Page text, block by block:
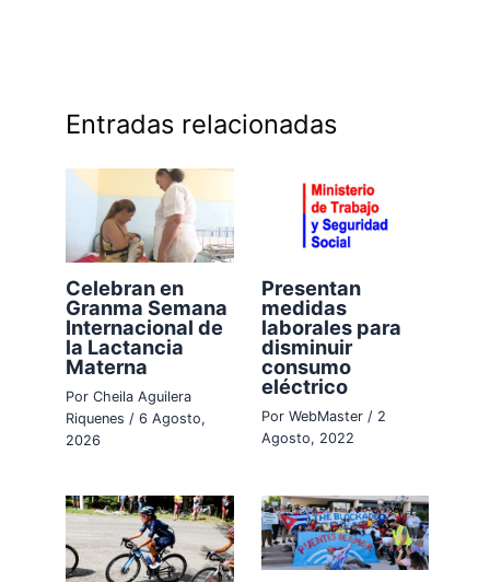
Entradas relacionadas
Celebran en
Granma Semana
Internacional de
la Lactancia
Materna
PorCheila Aguilera
Riquenes/6 Agosto,
2026
Presentan
medidas
laborales para
disminuir
consumo
eléctrico
Por WebMaster / 2
Agosto, 2022